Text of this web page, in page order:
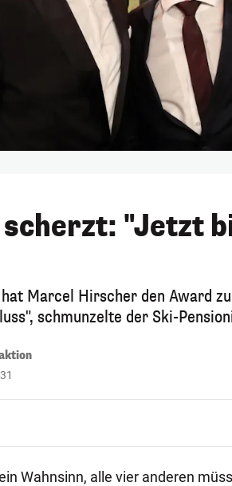
"Jetzt
Marcel Hirscher den Award
schmunzelte der Ski-
Wahnsinn, alle vier anderen